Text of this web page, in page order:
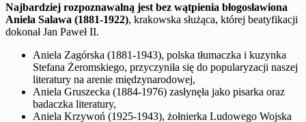
Najbardziej rozpoznawalną jest bez wątpienia błogosławiona
Aniela Salawa (1881-1922), krakowska służąca, której beatyfikacji
dokonał Jan Paweł II.
Aniela Zagórska (1881-1943), polska tłumaczka i kuzynka
Stefana Żeromskiego, przyczyniła się do popularyzacji naszej
literatury na arenie międzynarodowej,
Aniela Gruszecka (1884-1976) zasłynęła jako pisarka oraz
badaczka literatury,
Aniela Krzywoń (1925-1943), żołnierka Ludowego Wojska